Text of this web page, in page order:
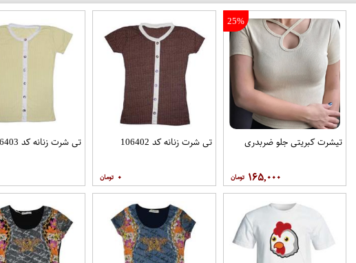
25%
تیشرت کبریتی جلو ضربدری
۱۶۵,۰۰۰
تی شرت زنانه کد 106402
۰
تی شرت زنانه کد 106403